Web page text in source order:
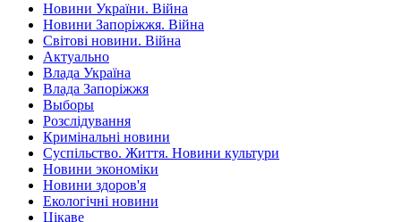
Новини України. Війна
Новини Запоріжжя. Війна
Світові новини. Війна
Актуально
Влада Україна
Влада Запоріжжя
Выборы
Розслідування
Кримінальні новини
Суспільство. Життя. Новини культури
Новини экономіки
Новини здоров'я
Екологічні новини
Цікаве